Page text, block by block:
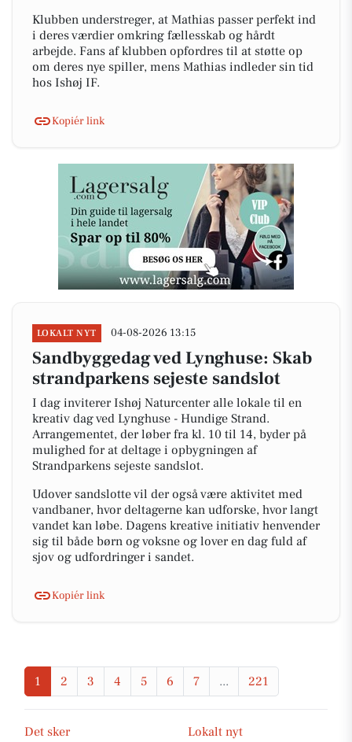
Klubben understreger, at Mathias passer perfekt ind
i deres værdier omkring fællesskab og hårdt
arbejde. Fans af klubben opfordres til at støtte op
om deres nye spiller, mens Mathias indleder sin tid
hos Ishøj IF.
Kopiér link
LOKALT NYT 04-08-2026 13:15
Sandbyggedag ved Lynghuse: Skab
strandparkens sejeste sandslot
I dag inviterer Ishøj Naturcenter alle lokale til en
kreativ dag ved Lynghuse - Hundige Strand.
Arrangementet, der løber fra kl. 10 til 14, byder på
mulighed for at deltage i opbygningen af
Strandparkens sejeste sandslot.
Udover sandslotte vil der også være aktivitet med
vandbaner, hvor deltagerne kan udforske, hvor langt
vandet kan løbe. Dagens kreative initiativ henvender
sig til både børn og voksne og lover en dag fuld af
sjov og udfordringer i sandet.
Kopiér link
1 2 3 4 5 6 7 ... 221
Det sker
Lokalt nyt